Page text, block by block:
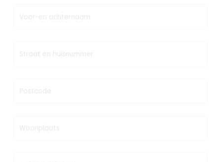
Voor-en achternaam
Straat en huisnummer
Postcode
Woonplaats